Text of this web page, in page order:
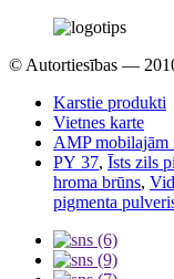
© Autortiesības —
Karstie produkti
Vietnes karte
AMP mobilajām
PY 37, Īsts zils
hroma brūns,
pigmenta